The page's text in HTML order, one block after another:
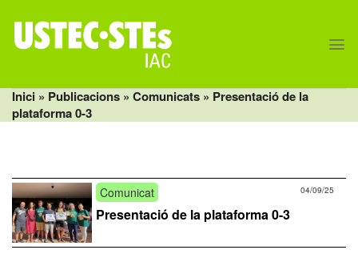
content
Inici » Publicacions » Comunicats » Presentació de la
plataforma 0-3
Comunicat 04/09/25
Presentació de la plataforma 0-3